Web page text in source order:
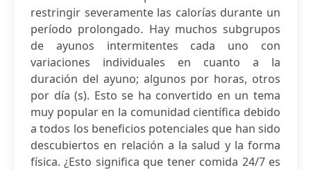
restringir severamente las calorías durante un
período prolongado. Hay muchos subgrupos
de ayunos intermitentes cada uno con
variaciones individuales en cuanto a la
duración del ayuno; algunos por horas, otros
por día (s). Esto se ha convertido en un tema
muy popular en la comunidad científica debido
a todos los beneficios potenciales que han sido
descubiertos en relación a la salud y la forma
física. ¿Esto significa que tener comida 24/7 es